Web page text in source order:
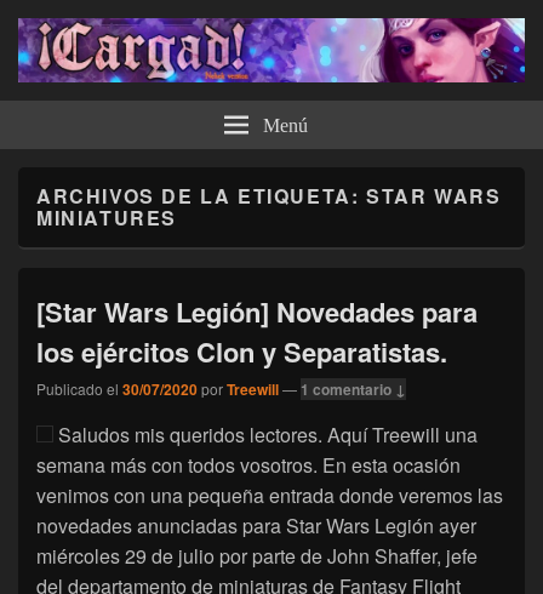
¡Cargad! Menú
ARCHIVOS DE LA ETIQUETA:STAR WARS
MINIATURES
[Star Wars Legión] Novedades para
los ejércitos Clon y Separatistas.
Publicado el 30/07/2020porTreewill— 1 comentario ↓
Saludos mis queridos lectores. Aquí Treewill una
semana más con todos vosotros. En esta ocasión
venimos con una pequeña entrada donde veremos las
novedades anunciadas para Star Wars Legión ayer
miércoles 29 de julio por parte de John Shaffer, jefe
del departamento de miniaturas de Fantasy Flight